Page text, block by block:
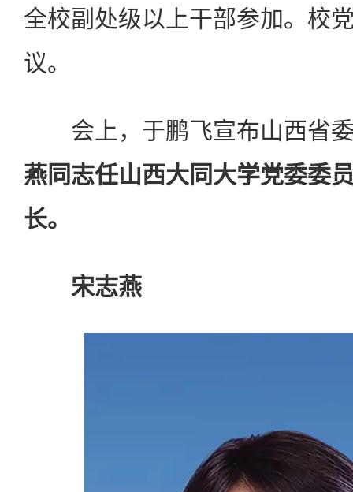
全校副处级以上干部参加。校
议。
会上，于鹏飞宣布山西省委
燕同志任山西大同大学党委委
长。
宋志燕